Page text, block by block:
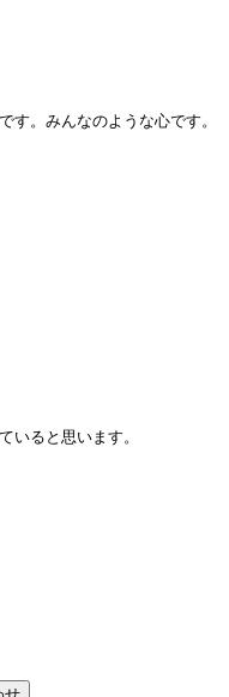
す。みんなのような心です。
いると思います。